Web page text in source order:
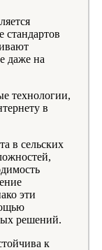
стандартов
даже на
технологии,
в
в сельских
эти
решений.
к